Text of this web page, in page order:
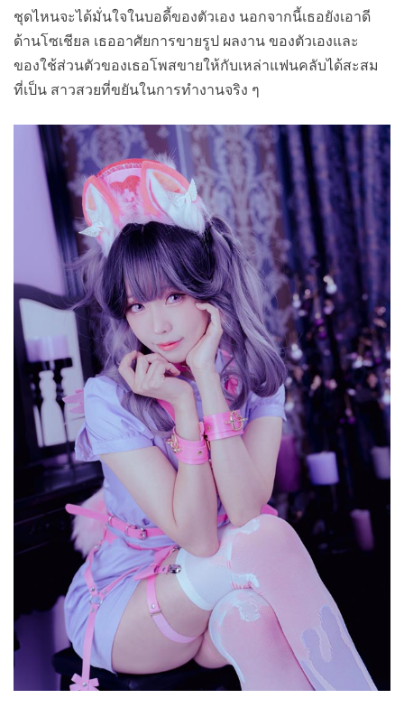
ชุดไหนจะได้มั่นใจในบอดี้ของตัวเอง นอกจากนี้เธอยังเอาดี
ด้านโซเชียล เธออาศัยการขายรูป ผลงาน ของตัวเองและ
ของใช้ส่วนตัวของเธอโพสขายให้กับเหล่าแฟนคลับได้สะสม
ที่เป็น สาวสวยที่ขยันในการทำงานจริง ๆ